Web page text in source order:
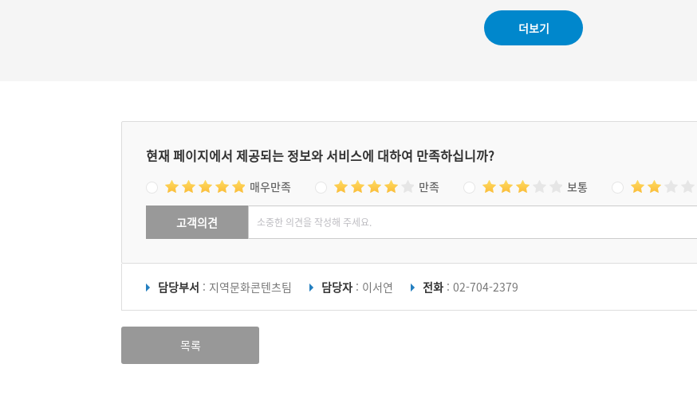
더보기
현재 페이지에서 제공되는 정보와 서비스에 대하여 만족하십니까?
매우만족 만족 보통
고객의견
담당부서 : 지역문화콘텐츠팀 담당자 : 이서연 전화 : 02-704-2379
목록